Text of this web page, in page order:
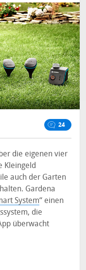
24
die eigenen vier
Kleingeld
auch der Garten
Gardena
System“ einen
die
überwacht